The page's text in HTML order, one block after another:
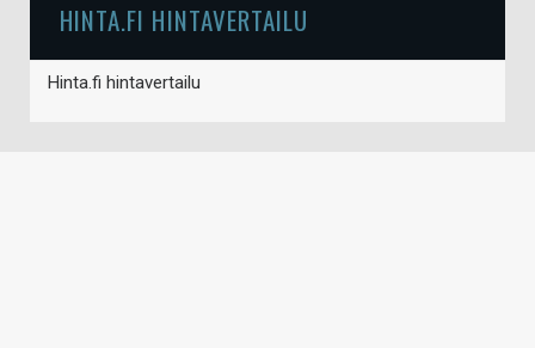
HINTA.FI HINTAVERTAILU
Hinta.fi hintavertailu